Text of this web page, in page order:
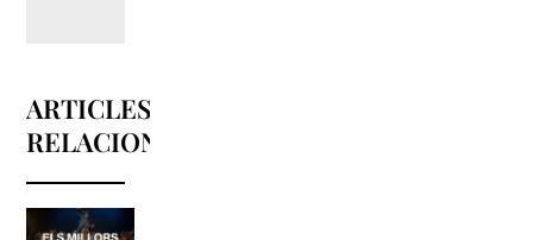
ARTICLES
RELACIONATS